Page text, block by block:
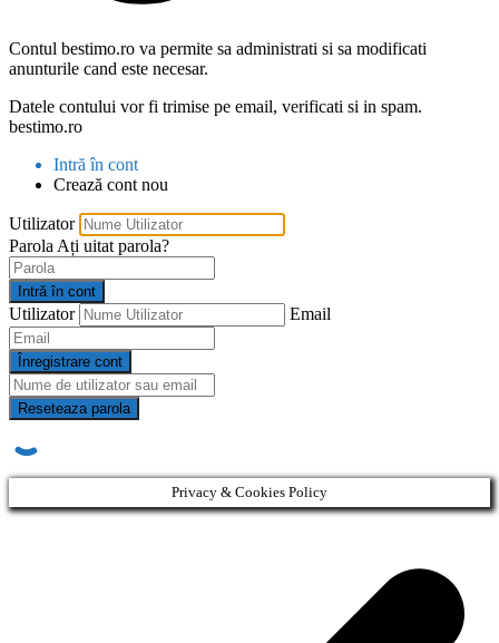
Contul bestimo.ro va permite sa administrati si sa modificati
anunturile cand este necesar.
Datele contului vor fi trimise pe email, verificati si in spam.
bestimo.ro
Intră în cont
Crează cont nou
Utilizator
Parola Ați uitat parola?
Intră în cont
Utilizator Email
Înregistrare cont
Reseteaza parola
Privacy & Cookies Policy